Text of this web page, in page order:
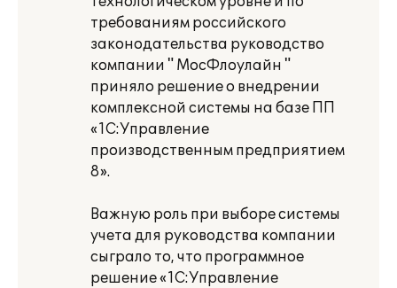
требованиям российского
законодательства руководство
компании " МосФлоулайн "
приняло решение о внедрении
комплексной системы на базе ПП
«1С:Управление
производственным предприятием
8».
Важную роль при выборе системы
учета для руководства компании
сыграло то, что программное
решение «1С:Управление